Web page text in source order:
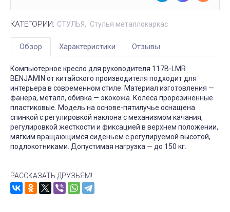
КАТЕГОРИИ: СТУЛЬЯ Стулья металлокаркас
Обзор Характеристики Отзывы
Компьютерное кресло для руководителя 117B-LMR
BENJAMIN от китайского производителя подходит для
интерьера в современном стиле. Материал изготовления —
фанера, металл, обивка — экокожа. Колеса прорезиненные
пластиковые. Модель на основе-пятилучье оснащена
спинкой с регулировкой наклона с механизмом качания,
регулировкой жесткости и фиксацией в верхнем положении,
мягким вращающимся сиденьем с регулируемой высотой,
подлокотниками. Допустимая нагрузка — до 150 кг.
РАССКАЗАТЬ ДРУЗЬЯМ!